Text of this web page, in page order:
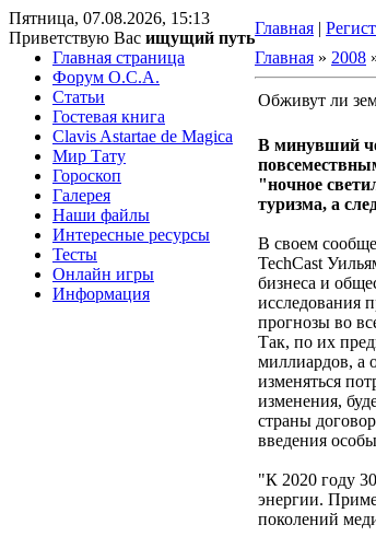
Пятница, 07.08.2026, 15:13
Приветствую Вас ищущий путь
Главная |
Главная страница
Форум O.C.A.
Статьи
Гостевая книга
Clavis Astartae de Magica
Мир Тату
Гороскоп
Галерея
Наши файлы
Интересные ресурсы
Тесты
Онлайн игры
Информация
Главная » 2008
Обживут ли
В минувший
"ночное
туризма, а
В своем
TechCast
бизнеса и
исследования
прогнозы во
Так, по их
миллиардов, а
изменяться
изменения,
страны
введения
"К 2020 году
энергии.
поколений